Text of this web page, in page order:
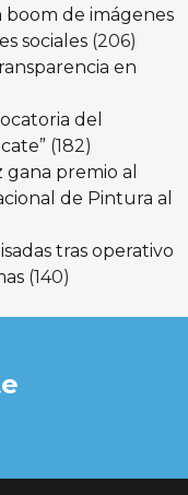
boom de imágenes
sociales (206)
en
del
(182)
premio al
de Pintura al
tras operativo
(140)